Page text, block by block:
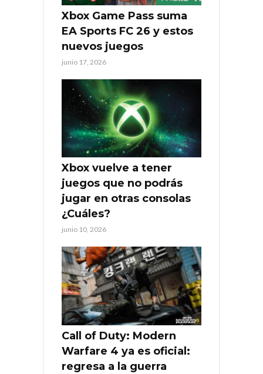
Xbox Game Pass suma
EA Sports FC 26 y estos
nuevos juegos
junio 17, 2026
Xbox vuelve a tener
juegos que no podrás
jugar en otras consolas
¿Cuáles?
junio 10, 2026
Call of Duty: Modern
Warfare 4 ya es oficial:
regresa a la guerra